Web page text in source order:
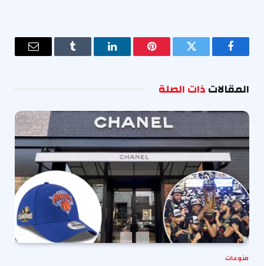
فيسبوك تويتر بينتيريستلينكدإن Tumblr
البريد
المقالاتذات الصلة
منوعات